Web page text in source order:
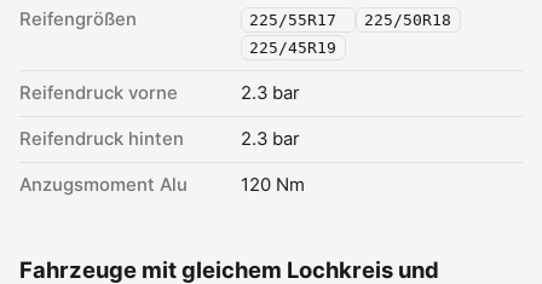
Reifengrößen 225/55R17
225/50R18
225/45R19
Reifendruck vorne 2.3 bar
Reifendruck hinten 2.3 bar
Anzugsmoment Alu 120 Nm
Fahrzeuge mit gleichem Lochkreis und